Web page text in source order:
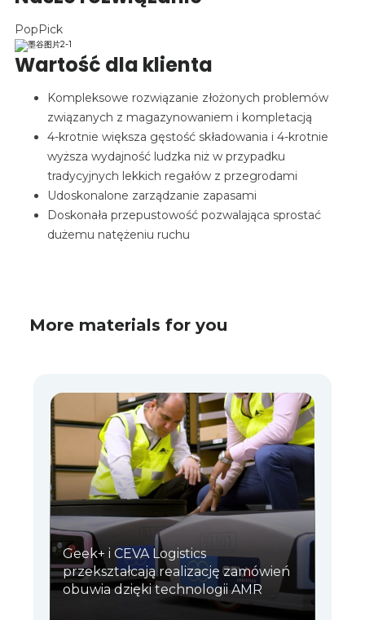
PopPick
Wartość dla klienta
Kompleksowe rozwiązanie złożonych problemów
związanych z magazynowaniem i kompletacją
4-krotnie większa gęstość składowania i 4-krotnie
wyższa wydajność ludzka niż w przypadku
tradycyjnych lekkich regałów z przegrodami
Udoskonalone zarządzanie zapasami
Doskonała przepustowość pozwalająca sprostać
dużemu natężeniu ruchu
More materials for you
Geek+ i CEVA Logistics
przekształcają realizację zamówień
obuwia dzięki technologii AMR